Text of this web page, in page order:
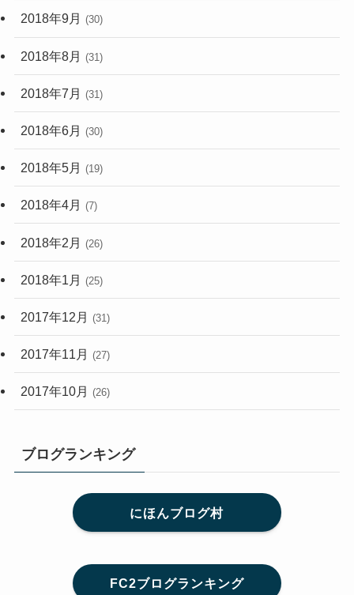
2018年9月 (30)
2018年8月 (31)
2018年7月 (31)
2018年6月 (30)
2018年5月 (19)
2018年4月 (7)
2018年2月 (26)
2018年1月 (25)
2017年12月 (31)
2017年11月 (27)
2017年10月 (26)
ブログランキング
にほんブログ村
FC2ブログランキング